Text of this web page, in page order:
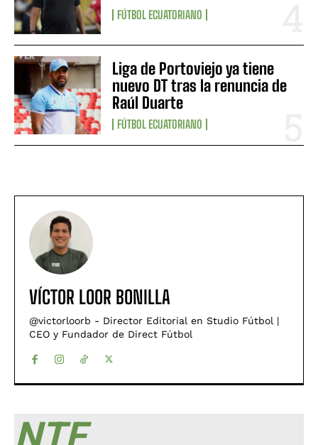
FÚTBOL ECUATORIANO
Liga de Portoviejo ya tiene
nuevo DT tras la renuncia de
Raúl Duarte
FÚTBOL ECUATORIANO
VÍCTOR LOOR BONILLA
@victorloorb - Director Editorial en Studio Fútbol |
CEO y Fundador de Direct Fútbol
NTF